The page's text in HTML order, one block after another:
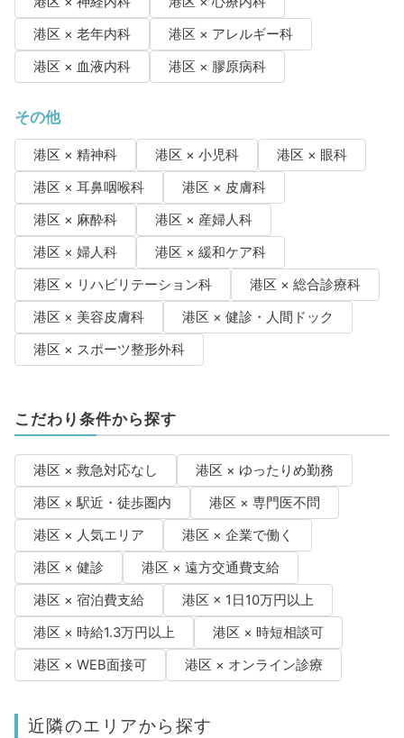
港区 × 老年内科
港区 × アレルギー科
港区 × 血液内科
港区 × 膠原病科
その他
港区 × 精神科 港区 × 小児科
港区 × 眼科
港区 × 耳鼻咽喉科
港区 × 皮膚科
港区 × 麻酔科
港区 × 産婦人科
港区 × 婦人科
港区 × 緩和ケア科
港区 × リハビリテーション科
港区 × 総合診療科
港区 × 美容皮膚科
港区 × 健診・人間ドック
港区 × スポーツ整形外科
こだわり条件から探す
港区 × 救急対応なし
港区 × ゆったりめ勤務
港区 × 駅近・徒歩圏内
港区 × 専門医不問
港区 × 人気エリア
港区 × 企業で働く
港区 × 健診
港区 × 遠方交通費支給
港区 × 宿泊費支給
港区 × 1日10万円以上
港区 × 時給1.3万円以上
港区 × 時短相談可
港区 × WEB面接可
港区 × オンライン診療
近隣のエリアから探す